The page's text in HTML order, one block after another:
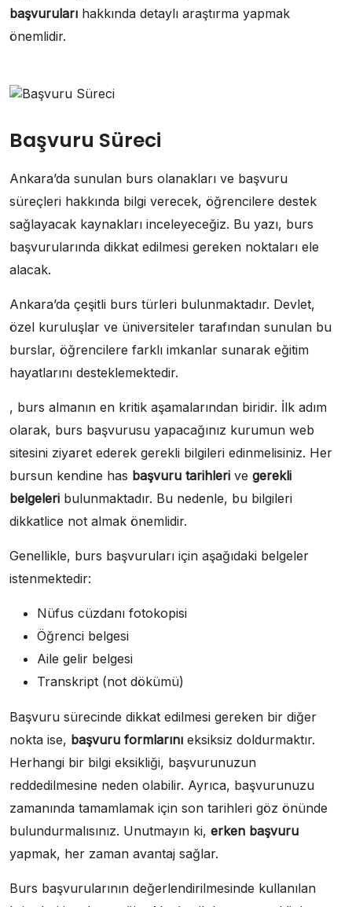
başvuruları hakkında detaylı araştırma yapmak
önemlidir.
Başvuru Süreci
Ankara’da sunulan burs olanakları ve başvuru
süreçleri hakkında bilgi verecek, öğrencilere destek
sağlayacak kaynakları inceleyeceğiz. Bu yazı, burs
başvurularında dikkat edilmesi gereken noktaları ele
alacak.
Ankara’da çeşitli burs türleri bulunmaktadır. Devlet,
özel kuruluşlar ve üniversiteler tarafından sunulan bu
burslar, öğrencilere farklı imkanlar sunarak eğitim
hayatlarını desteklemektedir.
, burs almanın en kritik aşamalarından biridir. İlk adım
olarak, burs başvurusu yapacağınız kurumun web
sitesini ziyaret ederek gerekli bilgileri edinmelisiniz. Her
bursun kendine has başvuru tarihleri ve gerekli
belgeleri bulunmaktadır. Bu nedenle, bu bilgileri
dikkatlice not almak önemlidir.
Genellikle, burs başvuruları için aşağıdaki belgeler
istenmektedir:
Nüfus cüzdanı fotokopisi
Öğrenci belgesi
Aile gelir belgesi
Transkript (not dökümü)
Başvuru sürecinde dikkat edilmesi gereken bir diğer
nokta ise, başvuru formlarını eksiksiz doldurmaktır.
Herhangi bir bilgi eksikliği, başvurunuzun
reddedilmesine neden olabilir. Ayrıca, başvurunuzu
zamanında tamamlamak için son tarihleri göz önünde
bulundurmalısınız. Unutmayın ki, erken başvuru
yapmak, her zaman avantaj sağlar.
Burs başvurularının değerlendirilmesinde kullanılan